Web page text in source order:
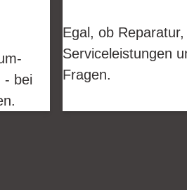
- bei
Egal, ob
Serviceleistungen
Fragen.